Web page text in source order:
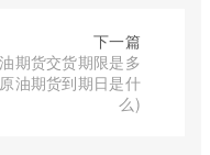
下一篇
期货交货期限是多
油期货到期日是什
么)